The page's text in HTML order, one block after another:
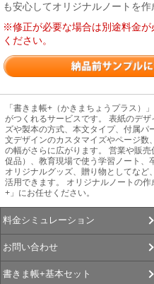
も安心してオリジナルノートを作
※修正が必要な場合は別途料金
ください。
「書きま帳+（かきまちょうプラス）
がつくれるサービスです。 表紙のデ
ズや製本の方式、本文タイプ、付属
文デザインのカスタマイズやページ数
の幅がさらに広がります。 営業や販
促品）、教育現場で使う学習ノート、
オリジナルグッズ、贈り物としてな
活用できます。 オリジナルノートの
+」にお任せください。
料金シミュレーション
お問い合わせ
書きま帳+基本セット